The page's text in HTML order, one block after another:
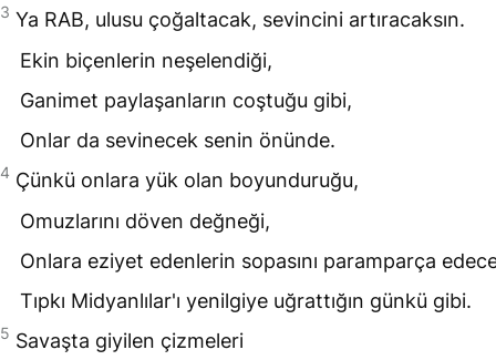
3 Ya RAB, ulusu çoğaltacak, sevincini artıracaksın.
Ekin biçenlerin neşelendiği,
Ganimet paylaşanların coştuğu gibi,
Onlar da sevinecek senin önünde.
4 Çünkü onlara yük olan boyunduruğu,
Omuzlarını döven değneği,
Onlara eziyet edenlerin sopasını paramparça
Tıpkı Midyanlılar'ı yenilgiye uğrattığın günkü gibi.
5 Savaşta giyilen çizmeleri